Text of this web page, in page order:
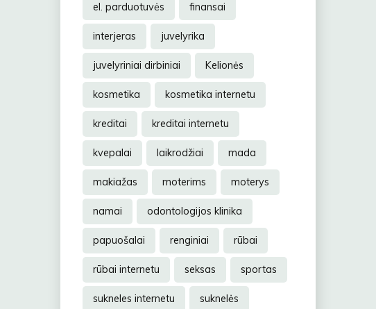
el. parduotuvės finansai
interjeras juvelyrika
juvelyriniai dirbiniai Kelionės
kosmetika kosmetika internetu
kreditai kreditai internetu
kvepalai laikrodžiai mada
makiažas moterims moterys
namai odontologijos klinika
papuošalai renginiai rūbai
rūbai internetu seksas sportas
sukneles internetu suknelės